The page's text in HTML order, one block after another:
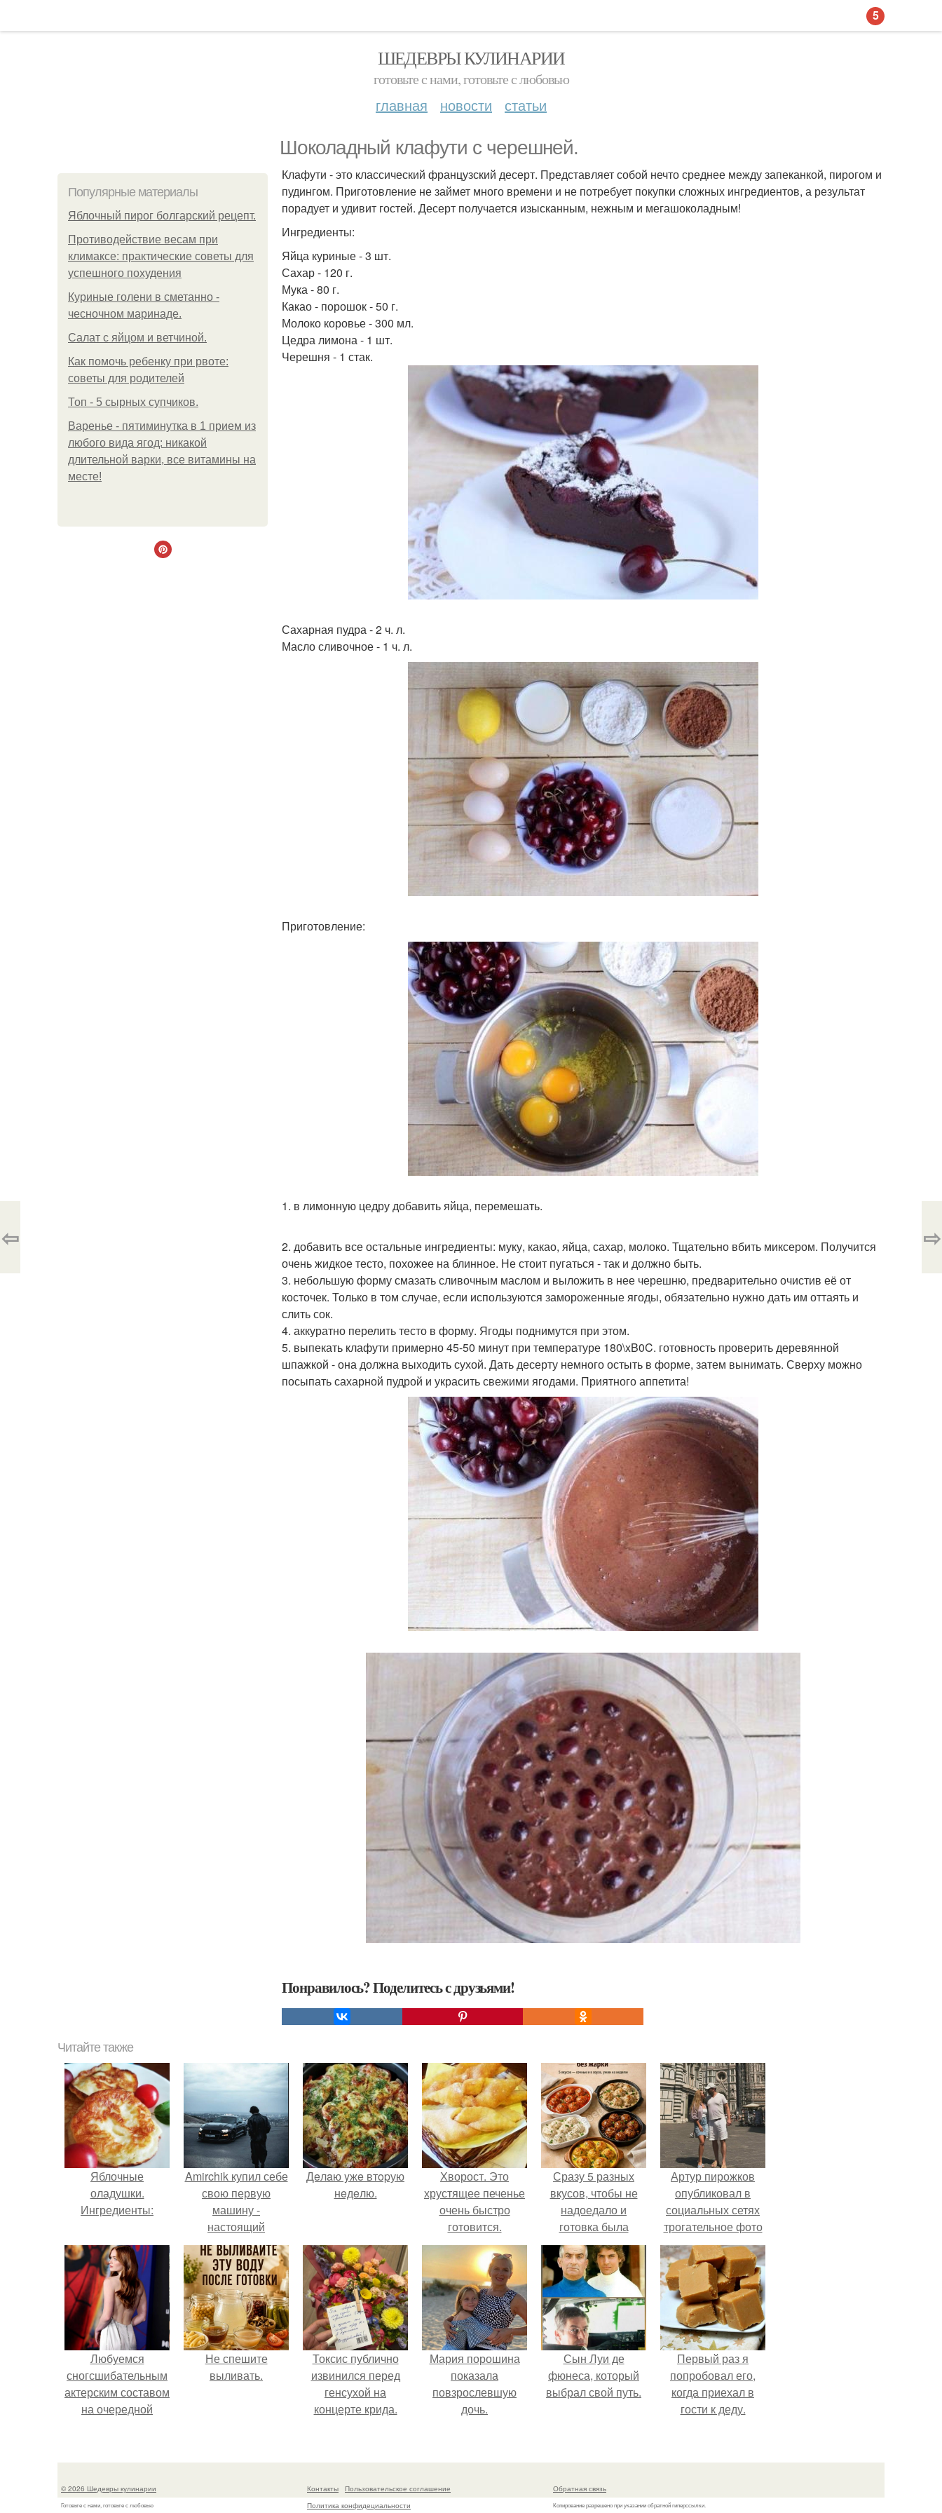
ШЕДЕВРЫ КУЛИНАРИИ
готовьте с нами, готовьте с любовью
главная новости статьи
Шоколадный клафути с черешней.
Популярные материалы
Яблочный пирог болгарский рецепт.
Противодействие весам при
климаксе: практические советы для
успешного похудения
Куриные голени в сметанно -
чесночном маринаде.
Салат с яйцом и ветчиной.
Как помочь ребенку при рвоте:
советы для родителей
Топ - 5 сырных супчиков.
Варенье - пятиминутка в 1 прием из
любого вида ягод: никакой
длительной варки, все витамины на
месте!
Клафути - это классический французский десерт. Представляет собой нечто среднее между запеканкой, пирогом и
пудингом. Приготовление не займет много времени и не потребует покупки сложных ингредиентов, а результат
порадует и удивит гостей. Десерт получается изысканным, нежным и мегашоколадным!
Ингредиенты:
Яйца куриные - 3 шт.
Сахар - 120 г.
Мука - 80 г.
Какао - порошок - 50 г.
Молоко коровье - 300 мл.
Цедра лимона - 1 шт.
Черешня - 1 стак.
Сахарная пудра - 2 ч. л.
Масло сливочное - 1 ч. л.
Приготовление:
1. в лимонную цедру добавить яйца, перемешать.
2. добавить все остальные ингредиенты: муку, какао, яйца, сахар, молоко. Тщательно вбить миксером. Получится
очень жидкое тесто, похожее на блинное. Не стоит пугаться - так и должно быть.
3. небольшую форму смазать сливочным маслом и выложить в нее черешню, предварительно очистив её от
косточек. Только в том случае, если используются замороженные ягоды, обязательно нужно дать им оттаять и
слить сок.
4. аккуратно перелить тесто в форму. Ягоды поднимутся при этом.
5. выпекать клафути примерно 45-50 минут при температуре 180\xB0C. готовность проверить деревянной
шпажкой - она должна выходить сухой. Дать десерту немного остыть в форме, затем вынимать. Сверху можно
посыпать сахарной пудрой и украсить свежими ягодами. Приятного аппетита!
Понравилось? Поделитесь с друзьями!
⇦ ⇨
Читайте также
Яблочные
оладушки.
Ингредиенты:
Amirchik купил себе
свою первую
машину -
настоящий
автомобиль мечты
для многих
автолюбителей.
Дeлaю yжe втopую
нeдeлю.
Хворост. Это
хрустящее печенье
очень быстро
готовится.
Сразу 5 разных
вкусов, чтобы не
надоедало и
готовка была
проще.
Артур пирожков
опубликовал в
социальных сетях
трогательное фото
с супругой
Анжеликой,
сделанное во
время их недавнего
путешествия в
Италию.
Любуемся
сногсшибательным
актерским составом
на очередной
Не спешите
выливать.
Токсис публично
извинился перед
генсухой на
концерте крида.
Мария порошина
показала
повзрослевшую
дочь.
Сын Луи де
фюнеса, который
выбрал свой путь.
Первый раз я
попробовал его,
когда приехал в
гости к деду.
© 2026 Шедевры кулинарии
Готовьте с нами, готовьте с любовью
Контакты
Пользовательское соглашение
Политика конфидециальности
Обратная связь
Копирование разрешено при указании обратной гиперссылки.
5